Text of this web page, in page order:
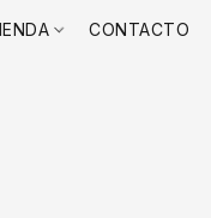
CONTACTO